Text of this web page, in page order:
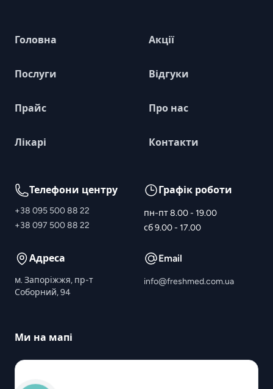
Головна
Послуги
Прайс
Лікарі
Акції
Відгуки
Про нас
Контакти
Телефони центру
+38 095 500 88 22
+38 097 500 88 22
Графік роботи
пн-пт 8.00 - 19.00
сб 9.00 - 17.00
Адреса
м. Запоріжжя, пр-т
Соборний, 94
Email
info@freshmed.com.ua
Ми на мапі